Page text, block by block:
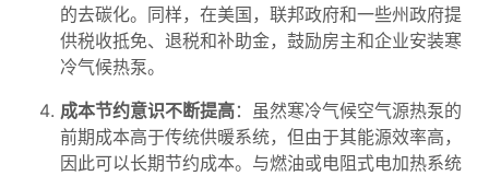
的去碳化。同样，在美国，联邦政府和一些州政府提
供税收抵免、退税和补助金，鼓励房主和企业安装寒
冷气候热泵。
成本节约意识不断提高：虽然寒冷气候空气源热泵的
前期成本高于传统供暖系统，但由于其能源效率高，
因此可以长期节约成本。与燃油或电阻式电加热系统